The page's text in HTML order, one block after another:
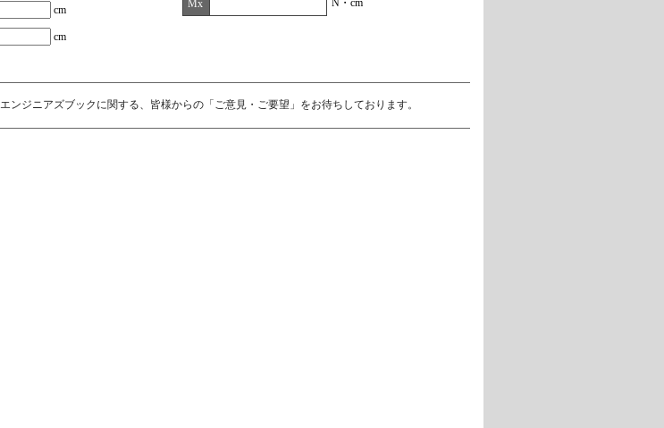
cm
cm
Mx
N・cm
エンジニアズブックに関する、皆様からの「ご意見・ご要望」をお待ちしております。